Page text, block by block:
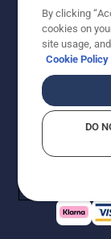
©
som visas är
priser är
moms) om
By clicking
cookies on
site usage,
Cookie Policy
DO